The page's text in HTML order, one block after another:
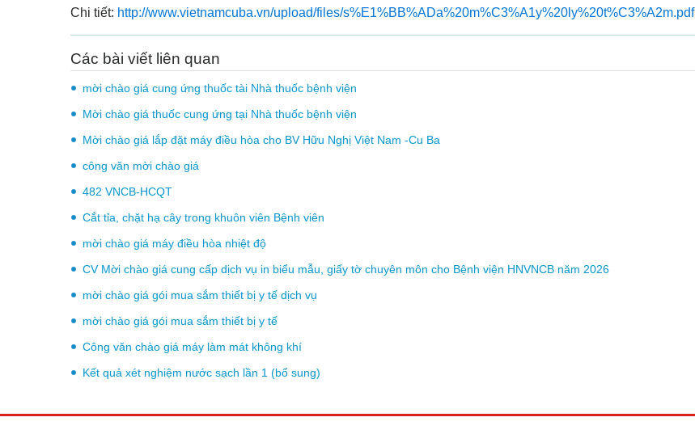
Chi tiết: http://www.vietnamcuba.vn/upload/files/s%E1%BB%ADa%20m%C3%A1y%20ly%20t%C3%A2m.pdf
Các bài viết liên quan
mời chào giá cung ứng thuốc tài Nhà thuốc bệnh viện
Mời chào giá thuốc cung ứng tại Nhà thuốc bệnh viện
Mời chào giá lắp đặt máy điều hòa cho BV Hữu Nghị Việt Nam -Cu Ba
công văn mời chào giá
482 VNCB-HCQT
Cắt tỉa, chặt hạ cây trong khuôn viên Bệnh viên
mời chào giá máy điều hòa nhiệt độ
CV Mời chào giá cung cấp dịch vụ in biểu mẫu, giấy tờ chuyên môn cho Bệnh viện HNVNCB năm 2026
mời chào giá gói mua sắm thiết bị y tế dịch vụ
mời chào giá gói mua sắm thiết bị y tế
Công văn chào giá máy làm mát không khí
Kết quả xét nghiệm nước sạch lần 1 (bổ sung)